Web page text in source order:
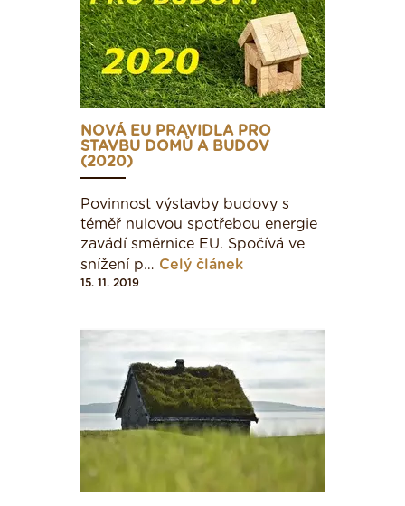
K tomuto průkazu se dále vydává Protokol, kde
jsou uvedeny další podrobnosti a výchozí
parametry budovy. Hodnotí se zde také tepelné
mosty, kondenzace vodní páry v konstrukci i na
NOVÁ EU PRAVIDLA PRO
STAVBU DOMŮ A BUDOV
(2020)
Povinnost výstavby budovy s
téměř nulovou spotřebou energie
zavádí směrnice EU. Spočívá ve
snížení p… Celý článek
15. 11. 2019